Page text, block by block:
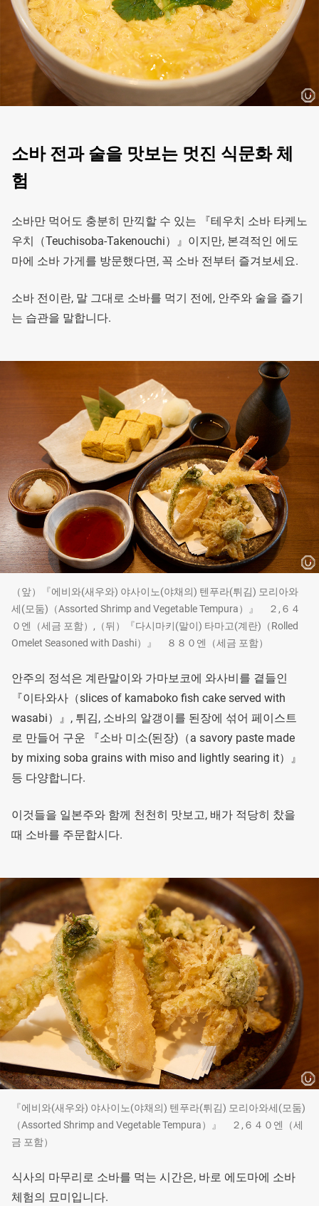
소바 전과 술을 맛보는 멋진 식문화 체
험
소바만 먹어도 충분히 만끽할 수 있는 『테우치 소바 타케노
우치（Teuchisoba-Takenouchi）』이지만, 본격적인 에도
마에 소바 가게를 방문했다면, 꼭 소바 전부터 즐겨보세요.
소바 전이란, 말 그대로 소바를 먹기 전에, 안주와 술을 즐기
는 습관을 말합니다.
（앞）『에비와(새우와) 야사이노(야채의) 텐푸라(튀김) 모리아와
세(모둠)（Assorted Shrimp and Vegetable Tempura）』 ２,６４
０엔（세금 포함）,（뒤）『다시마키(말이) 타마고(계란)（Rolled
Omelet Seasoned with Dashi）』 ８８０엔（세금 포함）
안주의 정석은 계란말이와 가마보코에 와사비를 곁들인
『이타와사（slices of kamaboko fish cake served with
wasabi）』, 튀김, 소바의 알갱이를 된장에 섞어 페이스트
로 만들어 구운 『소바 미소(된장)（a savory paste made
by mixing soba grains with miso and lightly searing it）』
등 다양합니다.
이것들을 일본주와 함께 천천히 맛보고, 배가 적당히 찼을
때 소바를 주문합시다.
『에비와(새우와) 야사이노(야채의) 텐푸라(튀김) 모리아와세(모둠)
（Assorted Shrimp and Vegetable Tempura）』 ２,６４０엔（세
금 포함）
식사의 마무리로 소바를 먹는 시간은, 바로 에도마에 소바
체험의 묘미입니다.